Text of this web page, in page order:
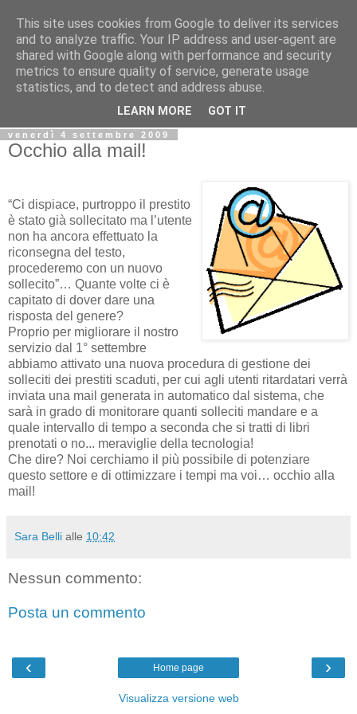
Biblio@rti in
Il Blog della Biblioteca di Area delle arti per condividere
informazioni iniziative incontri
venerdì 4 settembre 2009
Occhio alla mail!
“Ci dispiace, purtroppo il prestito
è stato già sollecitato ma l’utente
non ha ancora effettuato la
riconsegna del testo,
procederemo con un nuovo
sollecito”… Quante volte ci è
capitato di dover dare una
risposta del genere?
Proprio per migliorare il nostro
servizio dal 1° settembre
abbiamo attivato una nuova procedura di gestione dei
solleciti dei prestiti scaduti, per cui agli utenti ritardatari verrà
inviata una mail generata in automatico dal sistema, che
sarà in grado di monitorare quanti solleciti mandare e a
quale intervallo di tempo a seconda che si tratti di libri
prenotati o no... meraviglie della tecnologia!
Che dire? Noi cerchiamo il più possibile di potenziare
questo settore e di ottimizzare i tempi ma voi… occhio alla
mail!
Sara Belli alle 10:42
Nessun commento:
Posta un commento
‹ ›
Home page
Visualizza versione web
This site uses cookies from Google to deliver its services
and to analyze traffic. Your IP address and user-agent are
shared with Google along with performance and security
metrics to ensure quality of service, generate usage
statistics, and to detect and address abuse.
LEARN MORE GOT IT